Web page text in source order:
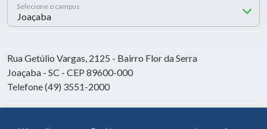
Selecione o campus
Rua Getúlio Vargas, 2125 - Bairro Flor da Serra
Joaçaba - SC - CEP 89600-000
Telefone (49) 3551-2000